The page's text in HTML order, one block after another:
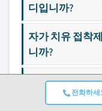
전화하세
디입니까?
자가 치유 접착
니까?
자가 복원 접착